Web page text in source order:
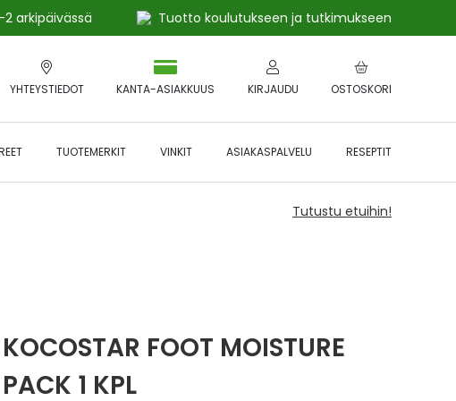
arkipäivässä
Tuotto koulutukseen ja tutkimukseen
YHTEYSTIEDOT OSTOSKORI
KANTA-ASIAKKUUS KIRJAUDU
TUOTEMERKIT VINKIT ASIAKASPALVELU RESEPTIT
Tutustu etuihin!
KOCOSTAR FOOT MOISTURE
PACK 1 KPL